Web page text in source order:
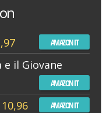
AMAZON IT
e il Giovane
AMAZON IT
AMAZON IT